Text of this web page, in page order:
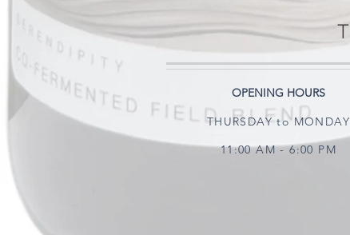
OPENING HOURS
THURSDAY to MONDAY
11:00 AM - 6:00 PM